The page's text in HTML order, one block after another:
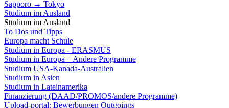
Sapporo → Tokyo
Studium im Ausland
Studium im Ausland
To Dos und Tipps
Europa macht Schule
Studium in Europa - ERASMUS
Studium in Europa – Andere Programme
Studium USA-Kanada-Australien
Studium in Asien
Studium in Lateinamerika
Finanzierung (DAAD/PROMOS/andere Programme)
Upload-portal: Bewerbungen Outgoings